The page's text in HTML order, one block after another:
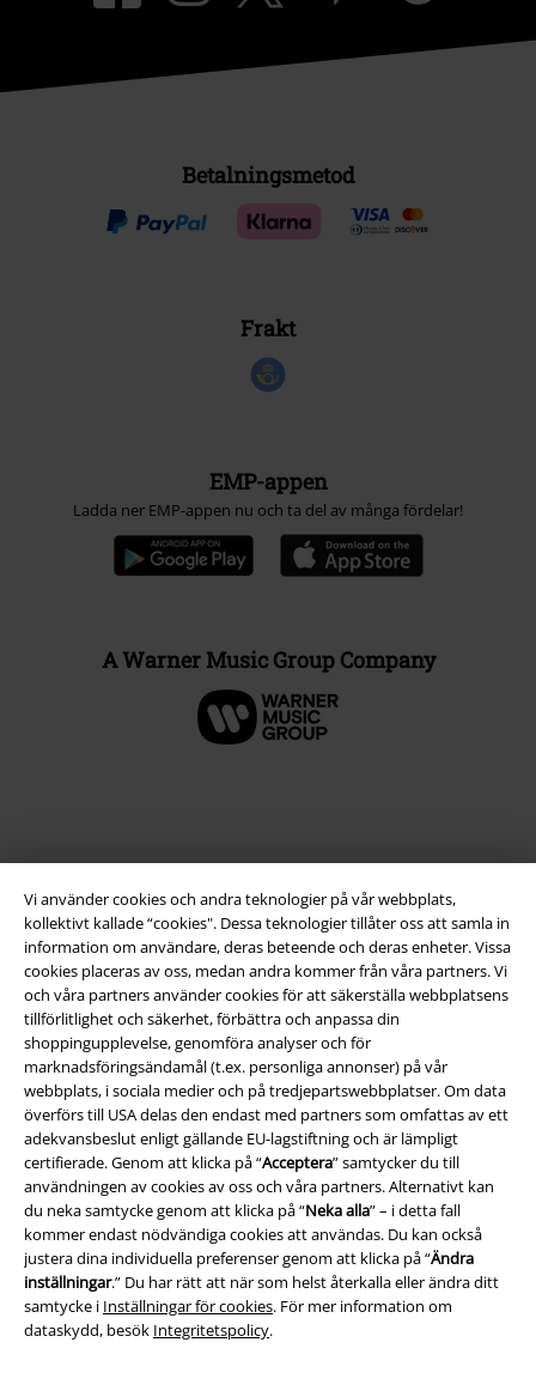
Vi använder cookies och andra teknologier på vår webbplats,
kollektivt kallade “cookies". Dessa teknologier tillåter oss att samla in
information om användare, deras beteende och deras enheter. Vissa
cookies placeras av oss, medan andra kommer från våra partners. Vi
och våra partners använder cookies för att säkerställa webbplatsens
tillförlitlighet och säkerhet, förbättra och anpassa din
shoppingupplevelse, genomföra analyser och för
marknadsföringsändamål (t.ex. personliga annonser) på vår
webbplats, i sociala medier och på tredjepartswebbplatser. Om data
överförs till USA delas den endast med partners som omfattas av ett
adekvansbeslut enligt gällande EU-lagstiftning och är lämpligt
certifierade. Genom att klicka på “Acceptera” samtycker du till
användningen av cookies av oss och våra partners. Alternativt kan
du neka samtycke genom att klicka på “Neka alla” – i detta fall
kommer endast nödvändiga cookies att användas. Du kan också
justera dina individuella preferenser genom att klicka på “Ändra
inställningar.” Du har rätt att när som helst återkalla eller ändra ditt
samtycke i Inställningar för cookies. För mer information om
dataskydd, besök Integritetspolicy.
Betalningsmetod
Frakt
EMP-appen
Ladda ner EMP-appen nu och ta del av många fördelar!
A Warner Music Group Company
Juridisk information/Villkor
Villkor
Om oss
Ladda ner villkoren
Avfallshantering och miljöskydd
Försäkran om överensstämmelse
Information om tillgänglighet